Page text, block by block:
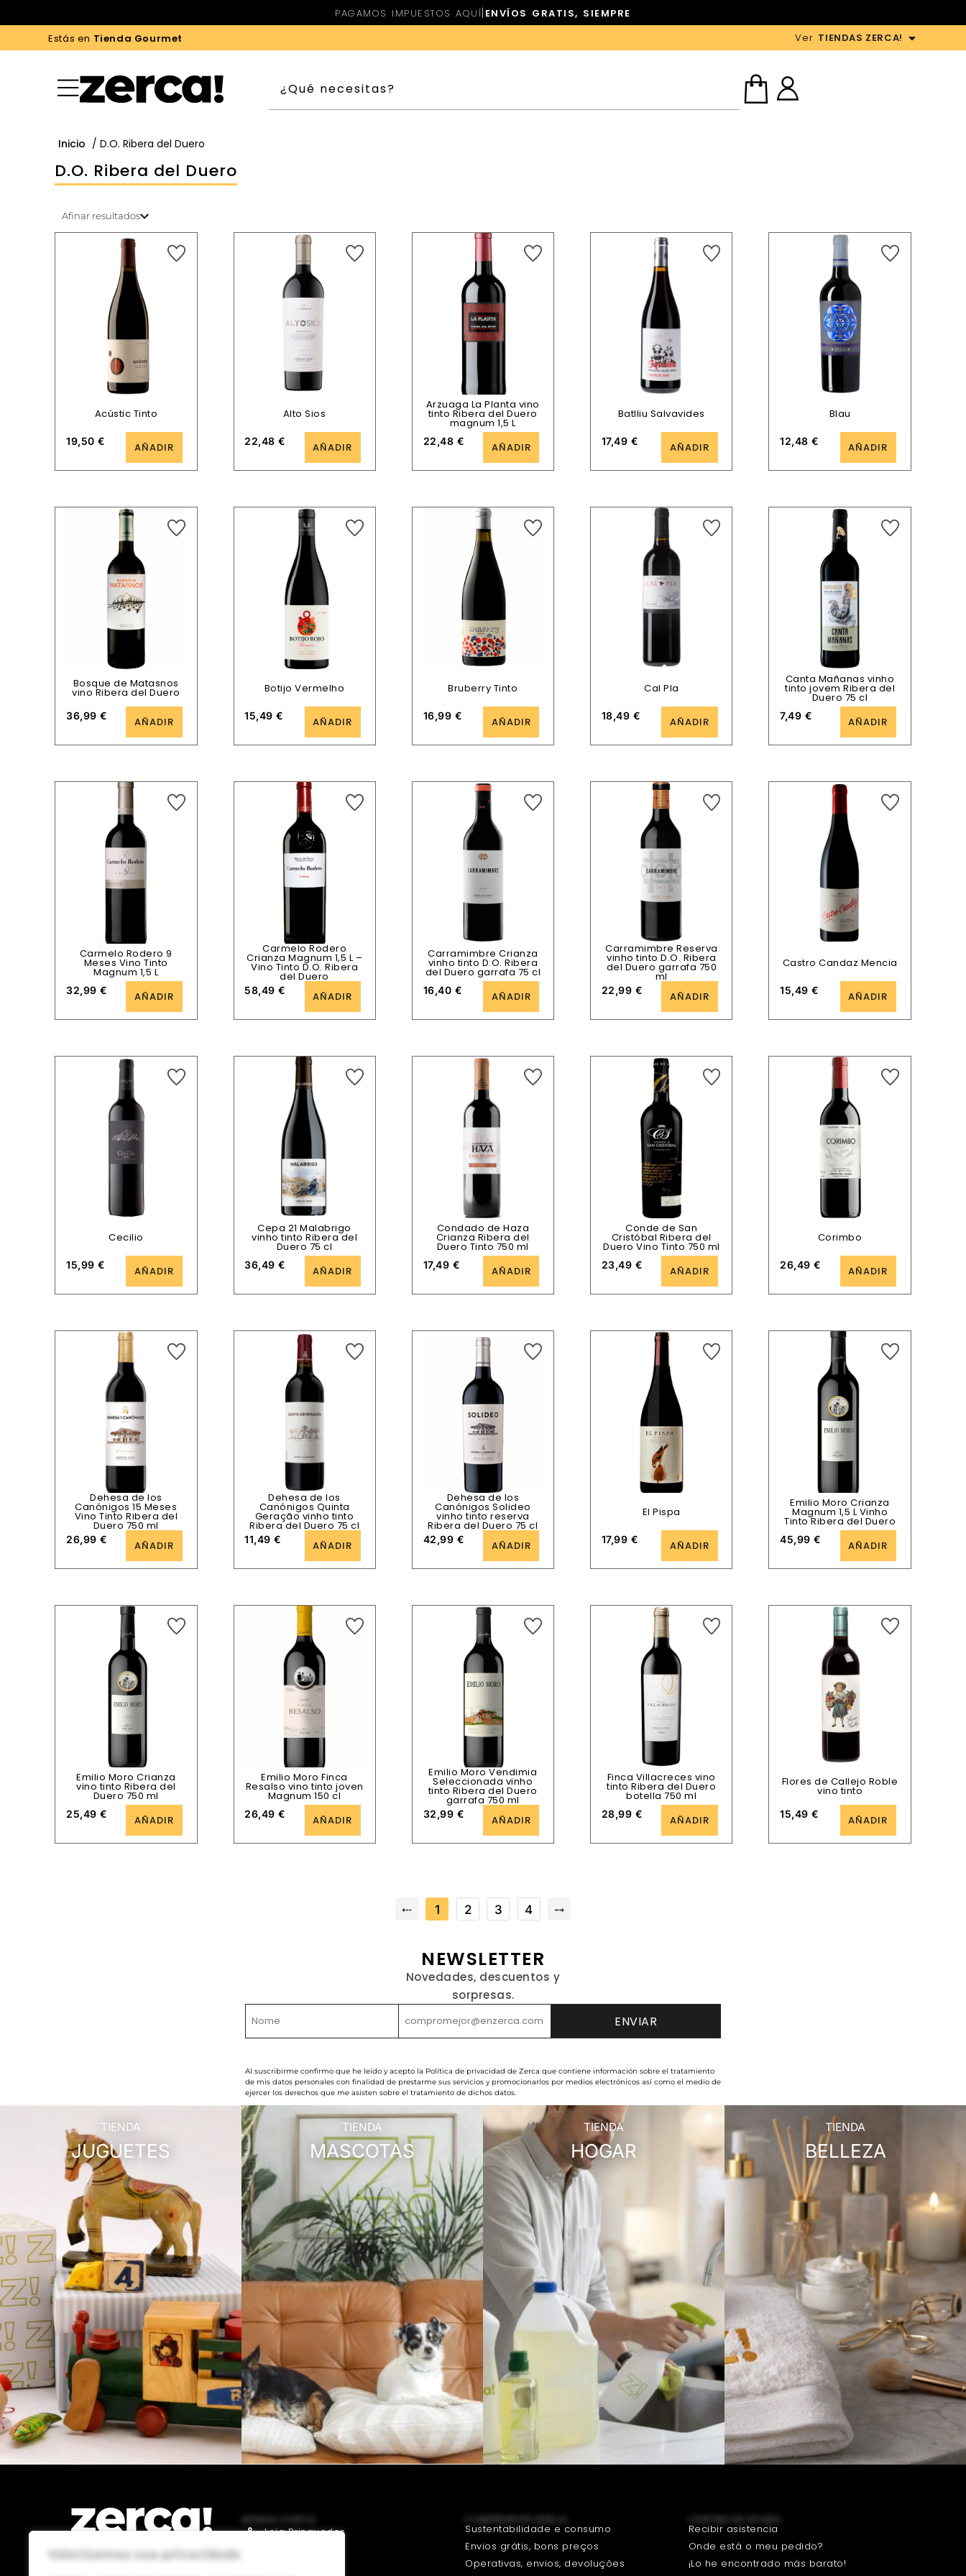
Valorizamos sua privacidade
PAGAMOS IMPUESTOS AQUÍ| ENVÍOS GRATIS, SIEMPRE
Estás en Tienda Gourmet Ver TIENDAS ZERCA!
Inicio / D.O. Ribera del Duero
D.O. Ribera del Duero
Afinar resultados
Acústic Tinto
19,50€ AÑADIR
Alto Sios
22,48€ AÑADIR
Arzuaga La Planta vino
tinto Ribera del Duero
magnum 1,5 L
22,48 € AÑADIR
Batlliu Salvavides
17,49 € AÑADIR
Blau
12,48€ AÑADIR
Bosque de Matasnos
vino Ribera del Duero
36,99€ AÑADIR
Botijo Vermelho
15,49€ AÑADIR
Bruberry Tinto
16,99 € AÑADIR
Cal Pla
18,49 € AÑADIR
Canta Mañanas vinho
tinto jovem Ribera del
Duero 75 cl
7,49 € AÑADIR
Carmelo Rodero 9
Meses Vino Tinto
Magnum 1,5 L
32,99€ AÑADIR
Carmelo Rodero
Crianza Magnum 1,5 L –
Vino Tinto D.O. Ribera
del Duero
58,49€ AÑADIR
Carramimbre Crianza
vinho tinto D.O. Ribera
del Duero garrafa 75 cl
16,40 € AÑADIR
Carramimbre Reserva
vinho tinto D.O. Ribera
del Duero garrafa 750
ml
22,99 € AÑADIR
Castro Candaz Mencia
15,49€ AÑADIR
Cecilio
15,99€ AÑADIR
Cepa 21 Malabrigo
vinho tinto Ribera del
Duero 75 cl
36,49€ AÑADIR
Condado de Haza
Crianza Ribera del
Duero Tinto 750 ml
17,49 € AÑADIR
Conde de San
Cristóbal Ribera del
Duero Vino Tinto 750 ml
23,49 € AÑADIR
Corimbo
26,49€ AÑADIR
Dehesa de los
Canónigos 15 Meses
Vino Tinto Ribera del
Duero 750 ml
26,99€ AÑADIR
Dehesa de los
Canónigos Quinta
Geração vinho tinto
Ribera del Duero 75 cl
11,49€ AÑADIR
Dehesa de los
Canónigos Solideo
vinho tinto reserva
Ribera del Duero 75 cl
42,99 € AÑADIR
El Pispa
17,99 € AÑADIR
Emilio Moro Crianza
Magnum 1,5 L Vinho
Tinto Ribera del Duero
45,99€ AÑADIR
Emilio Moro Crianza
vino tinto Ribera del
Duero 750 ml
25,49€ AÑADIR
Emilio Moro Finca
Resalso vino tinto joven
Magnum 150 cl
26,49€ AÑADIR
Emilio Moro Vendimia
Seleccionada vinho
tinto Ribera del Duero
garrafa 750 ml
32,99 € AÑADIR
Finca Villacreces vino
tinto Ribera del Duero
botella 750 ml
28,99 € AÑADIR
Flores de Callejo Roble
vino tinto
15,49€ AÑADIR
⤎ 1 2 3 4 ⤍
NEWSLETTER
Novedades, descuentos y
sorpresas.
Al suscribirme confirmo que he leído y acepto la Política de privacidad de Zerca que contiene información sobre el tratamiento
de mis datos personales con finalidad de prestarme sus servicios y promocionarlos por medios electrónicos así como el medio de
ejercer los derechos que me asisten sobre el tratamiento de dichos datos.
TIENDA
JUGUETES
TIENDA
MASCOTAS
TIENDA
HOGAR
TIENDA
BELLEZA
Loja Brinquedos
COMPRAR EN ZERCA
Sustentabilidade e consumo
Envios grátis, bons preços
Operativas, envios, devoluções
Recibir asistencia
Onde está o meu pedido?
¡Lo he encontrado más barato!